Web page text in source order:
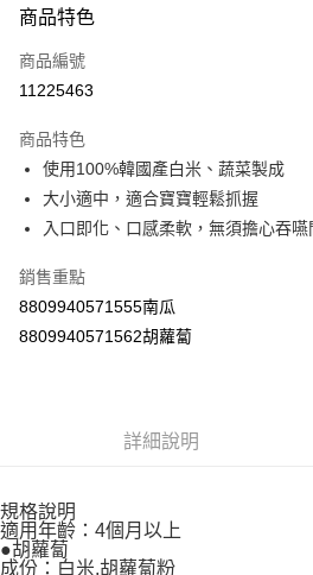
信用卡一次付款
超商取貨付款
Apple Pay
街口支付
AFTEE先享後付
３．安心：先確認商品／服務後，再付款。
【「AFTEE先享後付」結帳流程】
１．於結帳方式選擇「AFTEE先享後付」後
全家取貨付款
每筆NT$60，滿NT$590(含以上)免運費
商品特色
商品編號
11225463
商品特色
使用100%韓國產白米、蔬菜製成
大小適中，適合寶寶輕鬆抓握
入口即化、口感柔軟，無須擔心吞嚥
銷售重點
8809940571555南瓜
8809940571562胡蘿蔔
詳細說明
規格說明
適用年齡：4個月以上
●胡蘿蔔
成份：白米,胡蘿蔔粉